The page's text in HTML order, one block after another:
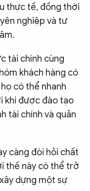
thực tế, đồng thời
nghiệp và tư
tài chính cùng
khách hàng có
có thể nhanh
khi được đào tạo
tài chính và quản
càng đòi hỏi chất
thế này có thể trở
dựng một sự